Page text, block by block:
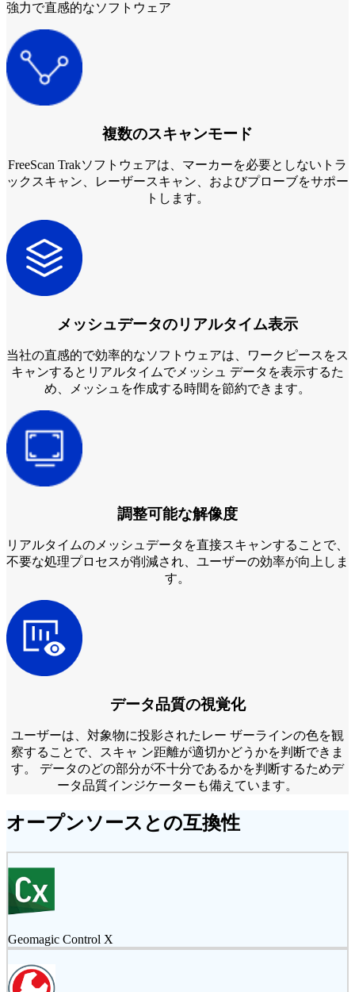
強力で直感的なソフトウェア
複数のスキャンモード
FreeScan Trakソフトウェアは、マーカーを必要としないトラ
ックスキャン、レーザースキャン、およびプローブをサポー
トします。
メッシュデータのリアルタイム表示
当社の直感的で効率的なソフトウェアは、ワークピースをス
キャンするとリアルタイムでメッシュ データを表示するた
め、メッシュを作成する時間を節約できます。
調整可能な解像度
リアルタイムのメッシュデータを直接スキャンすることで、
不要な処理プロセスが削減され、ユーザーの効率が向上しま
す。
データ品質の視覚化
ユーザーは、対象物に投影されたレー ザーラインの色を観
察することで、スキャ ン距離が適切かどうかを判断できま
す。 データのどの部分が不十分であるかを判断するためデ
ータ品質インジケーターも備えています。
オープンソースとの互換性
Geomagic Control X